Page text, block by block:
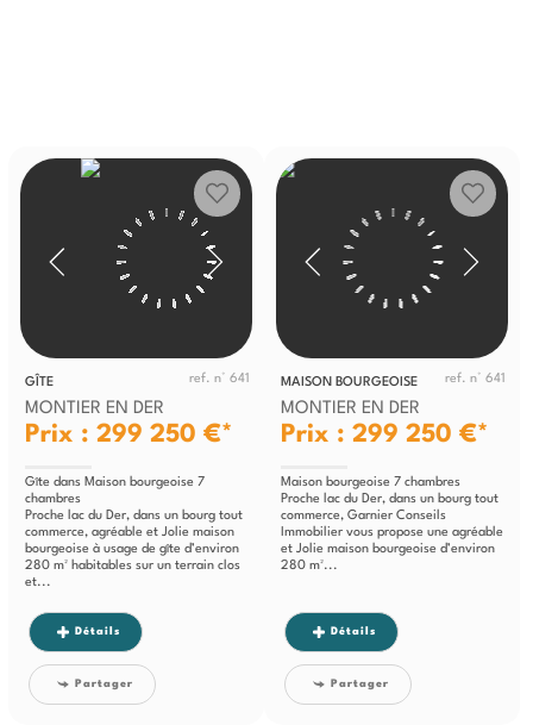
GÎTE ref. n° 641
MONTIER EN DER
Prix : 299 250 €*
Gîte dans Maison bourgeoise 7
chambres
Proche lac du Der, dans un bourg tout
commerce, agréable et Jolie maison
bourgeoise à usage de gîte d’environ
280 m² habitables sur un terrain clos
et...
Détails
Partager
MAISON BOURGEOISE ref. n° 641
MONTIER EN DER
Prix : 299 250 €*
Maison bourgeoise 7 chambres
Proche lac du Der, dans un bourg tout
commerce, Garnier Conseils
Immobilier vous propose une agréable
et Jolie maison bourgeoise d’environ
280 m²...
Détails
Partager